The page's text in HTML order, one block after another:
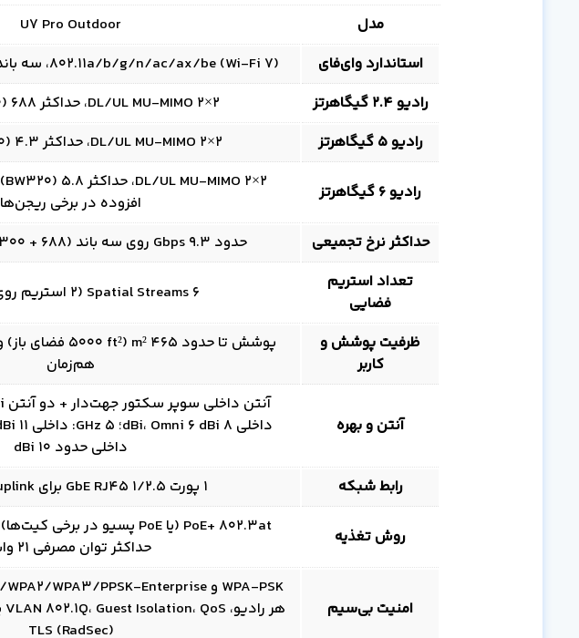
مدل
U7 Pro Outdoor
استاندارد وای‌فای
802.11a/b/g/n/ac/ax/be (Wi‑Fi 7)، سه باند 2.4 / 5 / 6 گیگاهرتز
رادیو 2.4 گیگاهرتز
2×2 DL/UL MU‑MIMO، حداکثر 688 Mbps (BW40)
رادیو 5 گیگاهرتز
2×2 DL/UL MU‑MIMO، حداکثر 4.3 Gbps (BW240)
رادیو 6 گیگاهرتز
افزوده در برخی ریجن‌ها
حداکثر نرخ تجمیعی
حدود 9.3 Gbps روی سه باند (688 + 4300 + 5800 Mbps)
تعداد استریم
فضایی
۶ Spatial Streams (۲ استریم روی هر باند)
ظرفیت پوشش و
کاربر
هم‌زمان
آنتن و بهره
داخلی حدود 10 dBi
رابط شبکه
۱ پورت 1/2.5 GbE RJ45 برای uplink و مدیریت
روش تغذیه
حداکثر توان مصرفی 21 وات
امنیت بی‌سیم
TLS (RadSec)